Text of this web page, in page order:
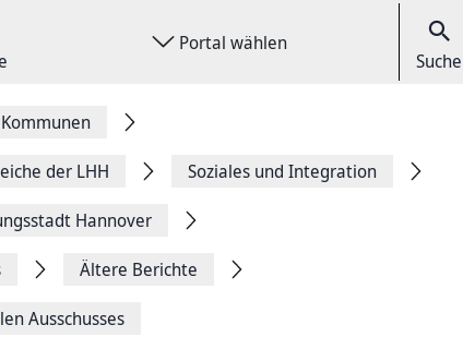
Portal wählen
Suche
der LHH Soziales und Integration
Hannover
Ältere Berichte
Ausschusses